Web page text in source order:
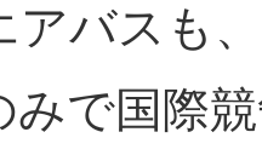
アバスも
みで国際